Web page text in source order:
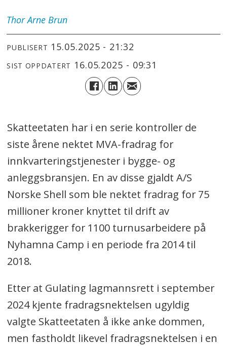
Thor Arne Brun
PUBLISERT 15.05.2025 - 21:32
SIST OPPDATERT 16.05.2025 - 09:31
Skatteetaten har i en serie kontroller de
siste årene nektet MVA-fradrag for
innkvarteringstjenester i bygge- og
anleggsbransjen. En av disse gjaldt A/S
Norske Shell som ble nektet fradrag for 75
millioner kroner knyttet til drift av
brakkerigger for 1100 turnusarbeidere på
Nyhamna Camp i en periode fra 2014 til
2018.
Etter at Gulating lagmannsrett i september
2024 kjente fradragsnektelsen ugyldig
valgte Skatteetaten å ikke anke dommen,
men fastholdt likevel fradragsnektelsen i en